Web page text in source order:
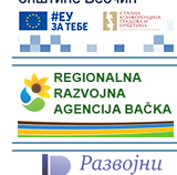
-
-